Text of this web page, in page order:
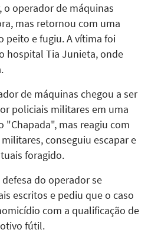
o operador de máquinas
mas retornou com uma
peito e fugiu. A vítima foi
hospital Tia Junieta, onde
de máquinas chegou a ser
policiais militares em uma
"Chapada", mas reagiu com
conseguiu escapar e
foragido.
do operador se
escritos e pediu que o caso
com a qualificação de
fútil.